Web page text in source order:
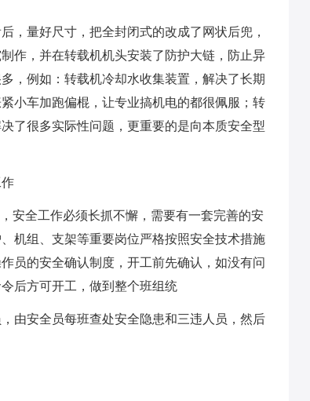
，量好尺寸，把全封闭式的改成了网状后兜，
作，并在转载机机头安装了防护大链，防止异
，例如：转载机冷却水收集装置，解决了长期
小车加跑偏棍，让专业搞机电的都很佩服；转
了很多实际性问题，更重要的是向本质安全型
安全工作必须长抓不懈，需要有一套完善的安
机组、支架等重要岗位严格按照安全技术措施
员的安全确认制度，开工前先确认，如没有问
后方可开工，做到整个班组统
由安全员每班查处安全隐患和三违人员，然后